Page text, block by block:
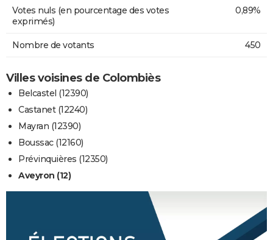
Votes nuls (en pourcentage des votes
exprimés)
0,89%
Nombre de votants 450
Villes voisines de Colombiès
Belcastel (12390)
Castanet (12240)
Mayran (12390)
Boussac (12160)
Prévinquières (12350)
Aveyron (12)